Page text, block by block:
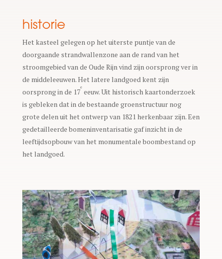
historie
Het kasteel gelegen op het uiterste puntje van de
doorgaande strandwallenzone aan de rand van het
stroomgebied van de Oude Rijn vind zijn oorsprong ver in
de middeleeuwen. Het latere landgoed kent zijn
oorsprong in de 17
e
eeuw. Uit historisch kaartonderzoek
is gebleken dat in de bestaande groenstructuur nog
grote delen uit het ontwerp van 1821 herkenbaar zijn. Een
gedetailleerde bomeninventarisatie gaf inzicht in de
leeftijdsopbouw van het monumentale boombestand op
het landgoed.